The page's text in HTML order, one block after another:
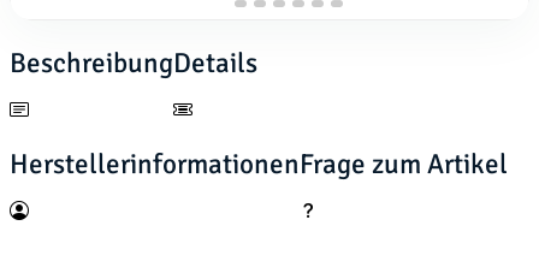
BeschreibungDetails
HerstellerinformationenFrage zum Artikel